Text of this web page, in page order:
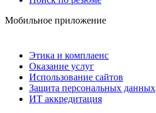
Мобильное приложение
Этика и комплаенс
Оказание услуг
Использование сайтов
Защита персональных данных
ИТ аккредитация